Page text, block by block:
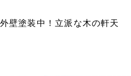
壁塗装中！立派な木の軒天